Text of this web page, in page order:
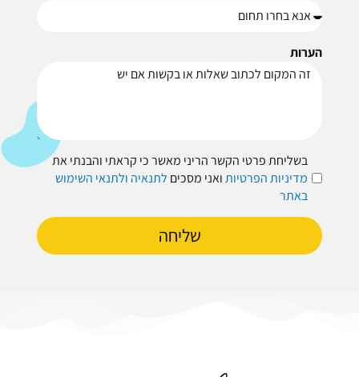
הערות
בשליחת פרטי הקשר הריני מאשר כי קראתי והבנתי את
מדיניות הפרטיותואני מסכים לתנאיה ולתנאי השימוש
באתר
שליחה